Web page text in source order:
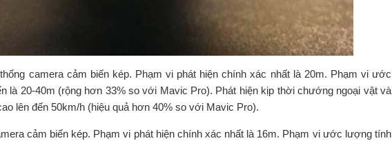
camera cảm biến kép. Phạm vi phát hiện chính xác nhất là 20m. Phạm vi ước
là 20-40m (rộng hơn 33% so với Mavic Pro). Phát hiện kịp thời chướng ngoại vật và
lên đến 50km/h (hiệu quả hơn 40% so với Mavic Pro).
cảm biến kép. Phạm vi phát hiện chính xác nhất là 16m. Phạm vi ước lượng tính